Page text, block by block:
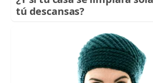
tú descansas?